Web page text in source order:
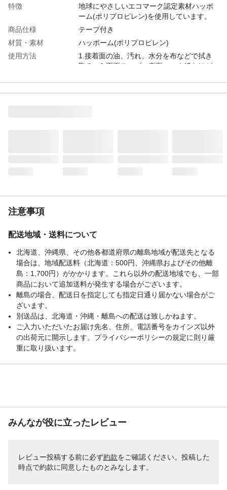
特徴
地球にやさしいエコマーク認定素材ハッポ
ーム(ポリプロピレン)を使用しています。
商品仕様
テープ付き
材質・素材
ハッポーム(ポリプロピレン)
使用方法
1.接着面の油、汚れ、水分を布などで拭き
取る。2.両面テープの裏面のロウ紙をはが
注意事項
配送地域・送料について
北海道、沖縄県、その他各都道府県の離島地域が配送先となる
場合は、地域配送料（北海道：500円、沖縄県およびその他離
島：1,700円）がかかります。これら以外の配送地域でも、一部
商品において追加送料が発生する場合がございます。
離島の場合、配送日を指定しても指定日通り届かない場合がご
ざいます。
別送品は、北海道・沖縄・離島への配送は致しかねます。
ご入力いただいたお届け先名、住所、電話番号をカインズ以外
の出荷元に開示します。プライバシーポリシーの規定に則り厳
重に取り扱います。
みんなが役に立ったレビュー
レビュー投稿する前に必ず約款をご確認ください。投稿した
時点で約款に同意したものとみなします。